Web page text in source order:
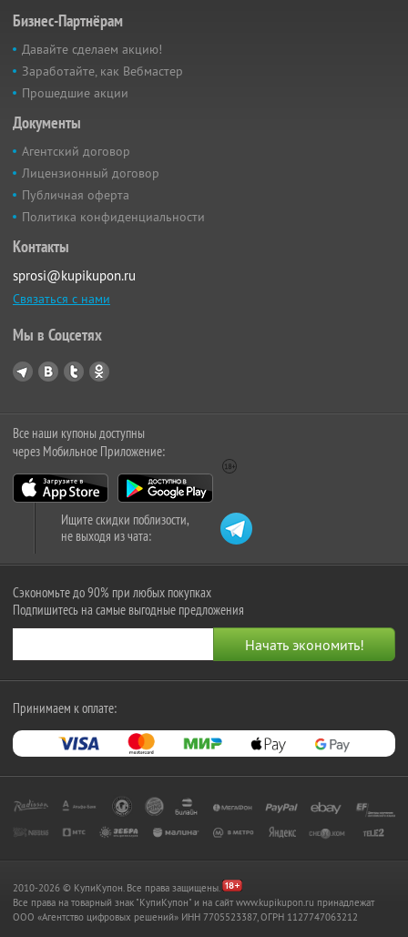
Бизнес-Партнёрам
Давайте сделаем акцию!
Заработайте, как Вебмастер
Прошедшие акции
Документы
Агентский договор
Лицензионный договор
Публичная оферта
Политика конфиденциальности
Контакты
sprosi@kupikupon.ru
Связаться с нами
Мы в Соцсетях
Все наши купоны доступны
через Мобильное Приложение:
Ищите скидки поблизости,
не выходя из чата:
Сэкономьте до 90% при любых покупках
Подпишитесь на самые выгодные предложения
Принимаем к оплате:
2010-2026 © КупиКупон. Все права защищены.
Все права на товарный знак "КупиКупон" и на сайт www.kupikupon.ru принадлежат
OOO «Агентство цифровых решений» ИНН 7705523387, ОГРН 1127747063212